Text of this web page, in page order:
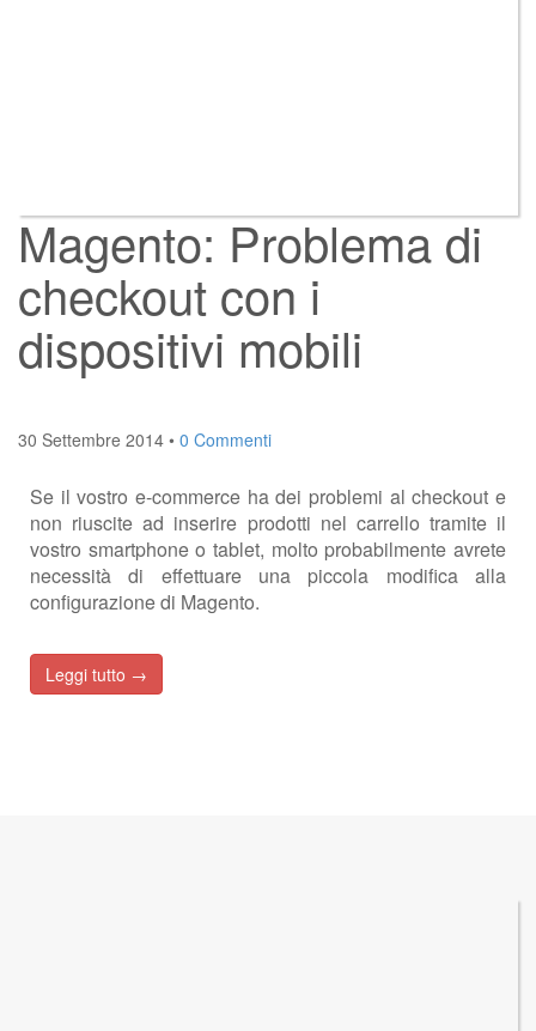
Magento: Problema di
checkout con i
dispositivi mobili
30 Settembre 2014 • 0 Commenti
Se il vostro e-commerce ha dei problemi al checkout e
non riuscite ad inserire prodotti nel carrello tramite il
vostro smartphone o tablet, molto probabilmente avrete
necessità di effettuare una piccola modifica alla
configurazione di Magento.
Leggi tutto →